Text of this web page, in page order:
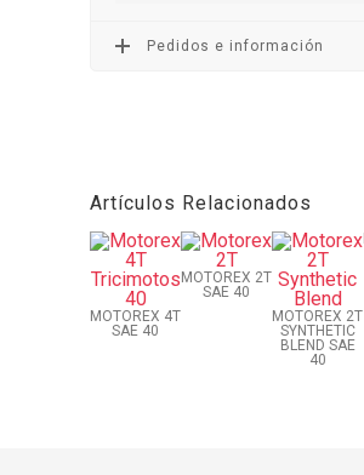
Pedidos e información
Artículos Relacionados
MOTOREX 4T
SAE 40
MOTOREX 2T
SAE 40
MOTOREX 2T
SYNTHETIC
BLEND SAE
40